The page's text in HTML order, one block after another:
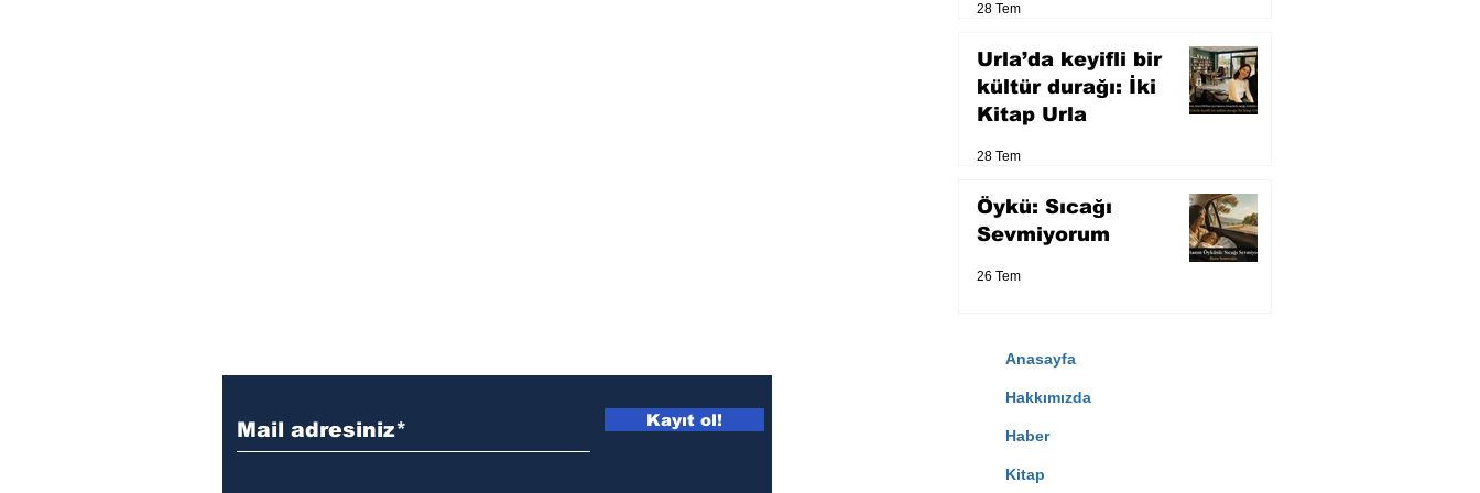
28 Tem
Urla’da keyifli bir
kültür durağı: İki
Kitap Urla
28 Tem
Öykü: Sıcağı
Sevmiyorum
26 Tem
Kayıt ol!
Anasayfa
Hakkımızda
Haber
Kitap